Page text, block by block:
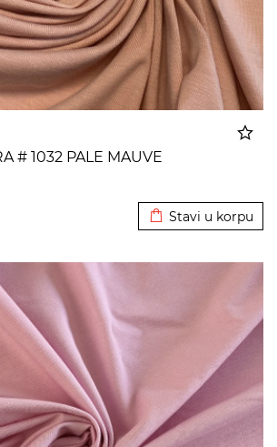
# 1032 PALE MAUVE
Stavi u korpu